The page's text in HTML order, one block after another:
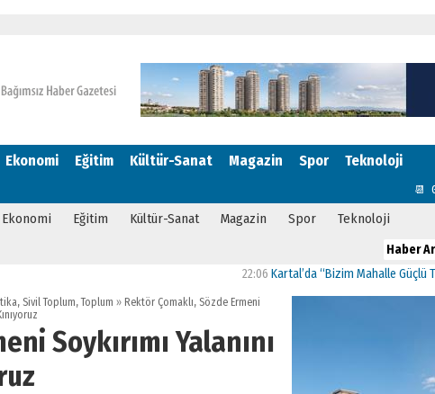
Ekonomi Eğitim Kültür-Sanat Magazin Spor Teknoloji
📆
Ekonomi Eğitim Kültür-Sanat Magazin Spor Teknoloji
Kartal’da “Bizim Mahalle Güçlü
, Sivil Toplum,Toplum » Rektör Çomaklı, Sözde Ermeni
Soykırımı Yalanını